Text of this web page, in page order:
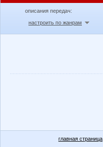
описания передач:
настроить по жанрам
главная страница